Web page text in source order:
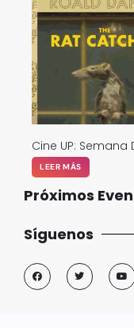
Cine UP: Semana
LEER MÁS
Próximos
Síguenos